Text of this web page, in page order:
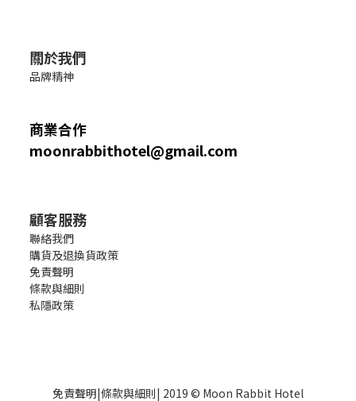
關於我們
品牌精神
商業合作
moonrabbithotel@gmail.com
顧客服務
聯絡我們
購貨及退換貨政策
免責聲明
條款與細則
私隱政策
免責聲明|條款與細則| 2019 © Moon Rabbit Hotel